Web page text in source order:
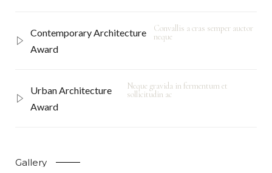
Contemporary Architecture
Award
Convallis a cras semper auctor
neque
Urban Architecture
Award
Neque gravida in fermentum et
sollicitudin ac
Gallery